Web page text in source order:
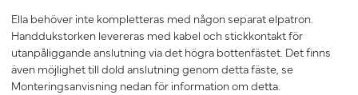
Ella behöver inte kompletteras med någon separat elpatron.
Handdukstorken levereras med kabel och stickkontakt för
utanpåliggande anslutning via det högra bottenfästet. Det finns
även möjlighet till dold anslutning genom detta fäste, se
Monteringsanvisning nedan för information om detta.